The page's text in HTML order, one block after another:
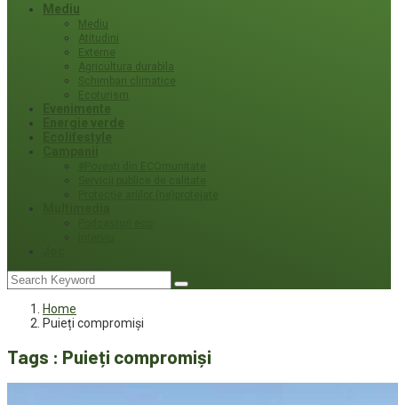
Mediu
Mediu
Atitudini
Externe
Agricultura durabila
Schimbari climatice
Ecoturism
Home
Puieți compromiși
Tags : Puieți compromiși